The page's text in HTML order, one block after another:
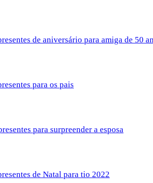
de aniversário para amiga de 50
para os pais
para surpreender a esposa
de Natal para tio 2022